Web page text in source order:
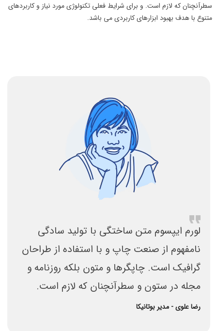
سطرآنچنان که لازم است. و برای شرایط فعلی تکنولوژی مورد نیاز و کاربردهای
متنوع با هدف بهبود ابزارهای کاربردی می باشد.
لورم ایپسوم متن ساختگی با تولید سادگی
نامفهوم از صنعت چاپ و با استفاده از طراحان
گرافیک است. چاپگرها و متون بلکه روزنامه و
مجله در ستون و سطرآنچنان که لازم است.
رضا علوی - مدیر بوتانیکا